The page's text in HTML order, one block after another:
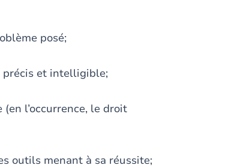
posé;
précis et intelligible;
l’occurrence, le droit
outils menant à sa réussite;